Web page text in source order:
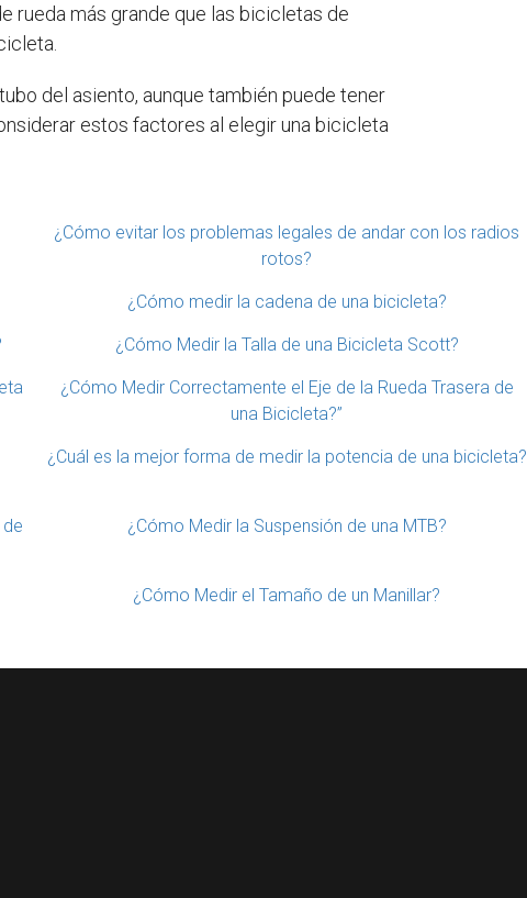
rueda más grande que las bicicletas de
del asiento, aunque también puede tener
estos factores al elegir una bicicleta
¿Cómo evitar los problemas legales de andar con los radios
rotos?
¿Cómo medir la cadena de una bicicleta?
¿Cómo Medir la Talla de una Bicicleta Scott?
¿Cómo Medir Correctamente el Eje de la Rueda Trasera de
una Bicicleta?”
¿Cuál es la mejor forma de medir la potencia de una bicicleta?
¿Cómo Medir la Suspensión de una MTB?
¿Cómo Medir el Tamaño de un Manillar?